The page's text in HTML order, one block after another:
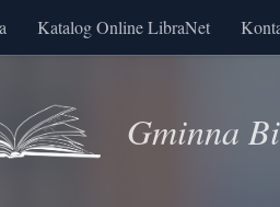
Katalog Online LibraNet
Gminna